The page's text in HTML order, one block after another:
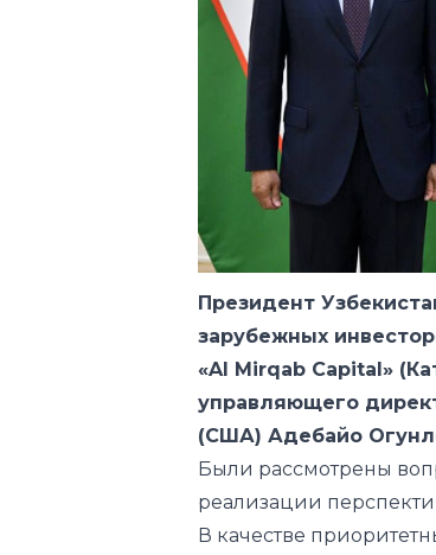
Президент
зарубежных
«Al Mirqab Capital»
управляющего
(США) Адебайо
Были рассмотрены
реализации
В качестве